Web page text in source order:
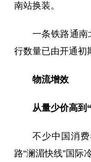
南站换装。
一条铁路通南
行数量已由开通初
物流增效
从量少价高到
不少中国消
路“澜湄快线”国际